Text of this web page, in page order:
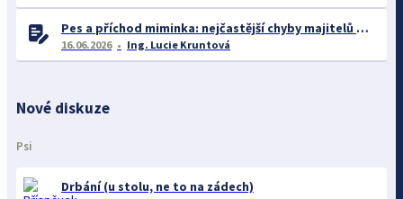
Pes a příchod miminka: nejčastější chyby majitelů a jak se jim vyhnout
16.06.2026 Ing. Lucie Kruntová
Nové diskuze
Psi
Drbání (u stolu, ne to na zádech)